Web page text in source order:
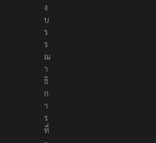
อ
ง
บ
ร
ร
ณ
า
ธิ
ก
า
ร